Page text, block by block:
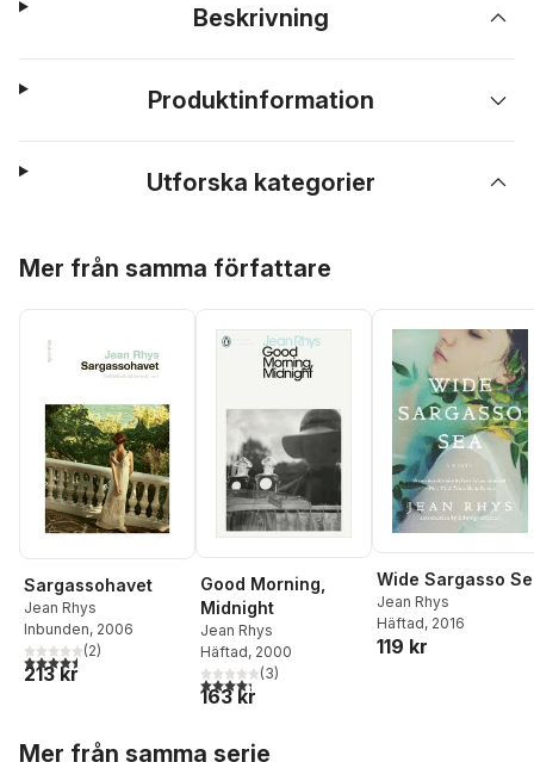
Beskrivning
Produktinformation
Utforska kategorier
Mer från samma författare
Sargassohavet
Jean Rhys
Inbunden, 2006
4,5utav 5 stjärnor. Totalt antal röster:
(2)
213 kr
Good Morning,
Midnight
Jean Rhys
Häftad, 2000
4,3utav 5 stjärnor. Totalt antal röster:
(3)
163 kr
Wide Sargasso
Jean Rhys
Häftad, 2016
119 kr
Mer från samma serie